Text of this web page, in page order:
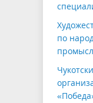
по